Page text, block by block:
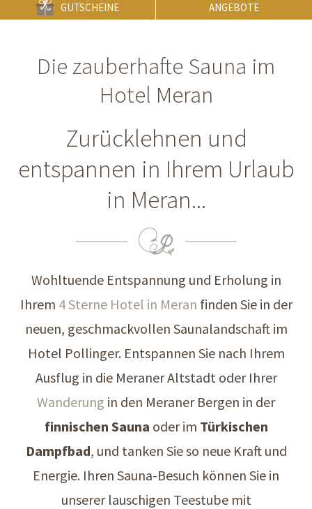
GUTSCHEINE ANGEBOTE
Die zauberhafte Sauna im
Hotel Meran
Zurücklehnen und
entspannen in Ihrem Urlaub
in Meran...
Wohltuende Entspannung und Erholung in
Ihrem 4 Sterne Hotel in Meran finden Sie in der
neuen, geschmackvollen Saunalandschaft im
Hotel Pollinger. Entspannen Sie nach Ihrem
Ausflug in die Meraner Altstadt oder Ihrer
Wanderung in den Meraner Bergen in der
finnischen Sauna oder im Türkischen
Dampfbad, und tanken Sie so neue Kraft und
Energie. Ihren Sauna-Besuch können Sie in
unserer lauschigen Teestube mit